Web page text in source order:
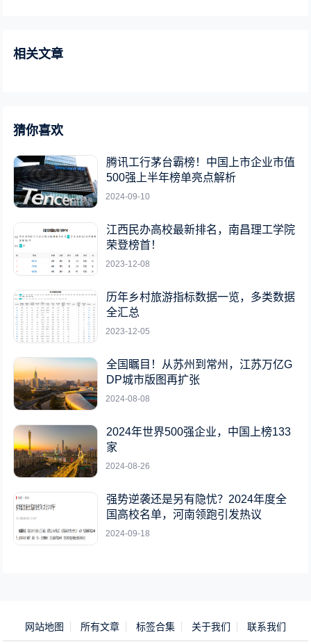
相关文章
猜你喜欢
腾讯工行茅台霸榜！中国上市企业市值
500强上半年榜单亮点解析
2024-09-10
江西民办高校最新排名，南昌理工学院
荣登榜首！
2023-12-08
历年乡村旅游指标数据一览，多类数据
全汇总
2023-12-05
全国瞩目！从苏州到常州，江苏万亿G
DP城市版图再扩张
2024-08-08
2024年世界500强企业，中国上榜133
家
2024-08-26
强势逆袭还是另有隐忧？2024年度全
国高校名单，河南领跑引发热议
2024-09-18
网站地图 所有文章 标签合集 关于我们 联系我们